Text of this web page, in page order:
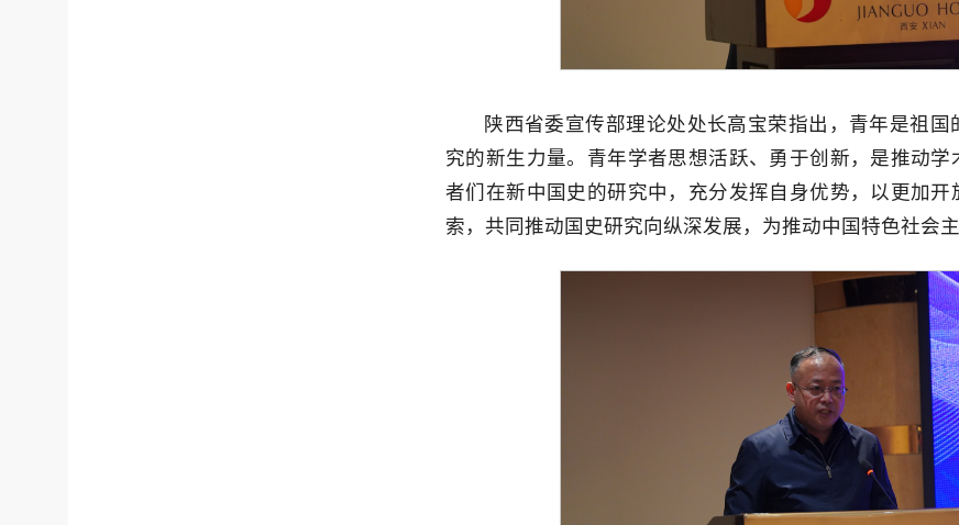
陕西省委宣传部理论处处长高宝荣指出，青年是祖
究的新生力量。青年学者思想活跃、勇于创新，是推动
者们在新中国史的研究中，充分发挥自身优势，以更加
索，共同推动国史研究向纵深发展，为推动中国特色社会